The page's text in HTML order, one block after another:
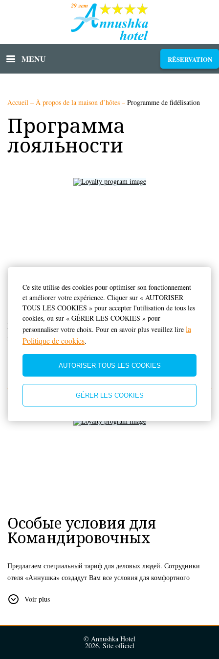
Ce site utilise des cookies pour optimiser son fonctionnement
et améliorer votre expérience. Cliquer sur « AUTORISER
TOUS LES COOKIES » pour accepter l'utilisation de tous les
cookies, ou sur « GÉRER LES COOKIES » pour
personnaliser votre choix. Pour en savoir plus veuillez lire la
Politique de cookies.
AUTORISER TOUS LES COOKIES
GÉRER LES COOKIES
MENU RÉSERVATION
Accueil – À propos de la maison d’hôtes – Programme de fidélisation
Программа
лояльности
Свадебный банкет в
ресторане отеля!
При заказе свадебного банкета в ресторане отеля - в подарок
проживание в номере категории люкс!
Особые условия для
Командировочных
Предлагаем специальный тариф для деловых людей. Сотрудники
отеля «Аннушка» создадут Вам все условия для комфортного
В стоимость проживания включено:
10%;
- Ранний заезд с 9:00 (при наличии свободных мест), поздний
выезд до 15:00 (при наличии свободных мест);
Voir plus
© Annushka Hotel
2026, Site officiel